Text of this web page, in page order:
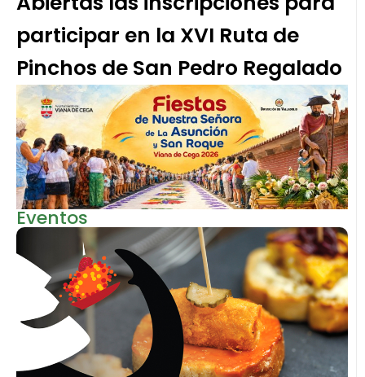
participar en la XVI Ruta de
Pinchos de San Pedro Regalado
Eventos